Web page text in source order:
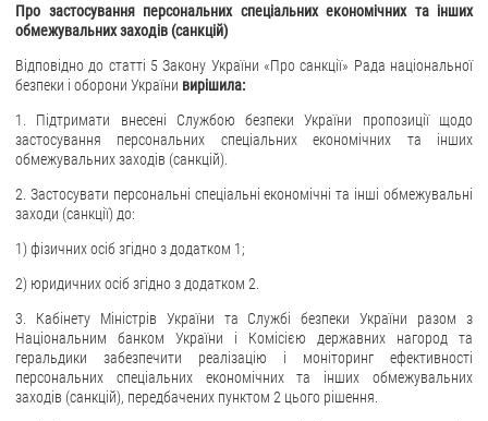
ДЕРЖАВНИЙ РЕЄСТР САНКЦІЙ
Про застосування персональних спеціальних економічних та інших
обмежувальних заходів (санкцій)
Відповідно до статті 5 Закону України «Про санкції» Рада національної
безпеки і оборони України вирішила:
1. Підтримати внесені Службою безпеки України пропозиції щодо
застосування персональних спеціальних економічних та інших
обмежувальних заходів (санкцій).
2. Застосувати персональні спеціальні економічні та інші обмежувальні
заходи (санкції) до:
1) фізичних осіб згідно з додатком 1;
2) юридичних осіб згідно з додатком 2.
3. Кабінету Міністрів України та Службі безпеки України разом з
Національним банком України і Комісією державних нагород та
геральдики забезпечити реалізацію і моніторинг ефективності
персональних спеціальних економічних та інших обмежувальних
заходів (санкцій), передбачених пунктом 2 цього рішення.